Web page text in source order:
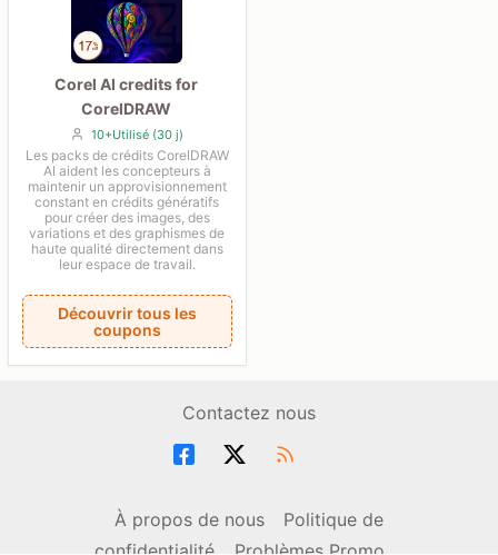
Corel AI credits for
CorelDRAW
10+Utilisé (30 j)
Les packs de crédits CorelDRAW
AI aident les concepteurs à
maintenir un approvisionnement
constant en crédits génératifs
pour créer des images, des
variations et des graphismes de
haute qualité directement dans
leur espace de travail.
Découvrir tous les
coupons
Contactez nous
À propos de nous
Politique de
confidentialité
Problèmes Promo